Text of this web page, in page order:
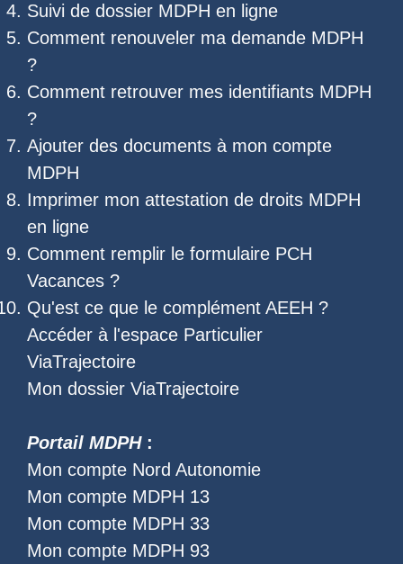
Suivi de dossier MDPH en ligne
Comment renouveler ma demande MDPH
?
Comment retrouver mes identifiants MDPH
?
Ajouter des documents à mon compte
MDPH
Imprimer mon attestation de droits MDPH
en ligne
Comment remplir le formulaire PCH
Vacances ?
Qu'est ce que le complément AEEH ?
Accéder à l'espace Particulier
ViaTrajectoire
Mon dossier ViaTrajectoire
Portail MDPH:
Mon compte Nord Autonomie
Mon compte MDPH 13
Mon compte MDPH 33
Mon compte MDPH 93